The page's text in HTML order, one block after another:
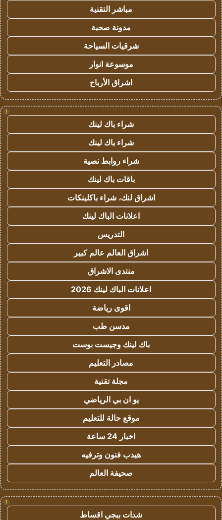
مباشر التقنية
مدونة صحبة
شرقيات السياحة
موسوعة انوار
اشراق الأرباح
!
شراء باك لينك
شراء باك لينك
شراء روابط نصية
باقات باك لينك
اشراق لنك، شراء باكلينكات
اعلانات الباك لينك
التدريس
اشراق العالم عالم كبير
منتدى الاشراق
اعلانات الباك لينك 2026
اقوى رياضة
مدسن طب
باك لينك وجيست بوست
مصادر التعليم
مجلة تقنية
يو ان بي الرياضي
موقع حالة للتعليم
اخبار 24 ساعة
هيدب فنون وترفيه
صحيفة العالم
!
شدات ببجي اقساط